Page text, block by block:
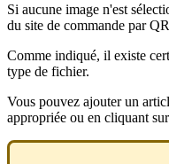
Si aucune image n'est
du site de commande par
Comme indiqué, il existe
type de fichier.
Vous pouvez ajouter un
appropriée ou en cliquant